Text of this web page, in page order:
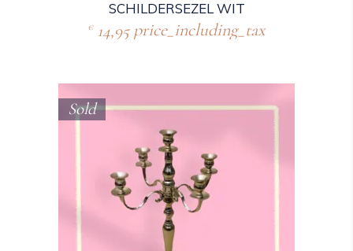
SCHILDERSEZEL WIT
€14,95 price_including_tax
Sold